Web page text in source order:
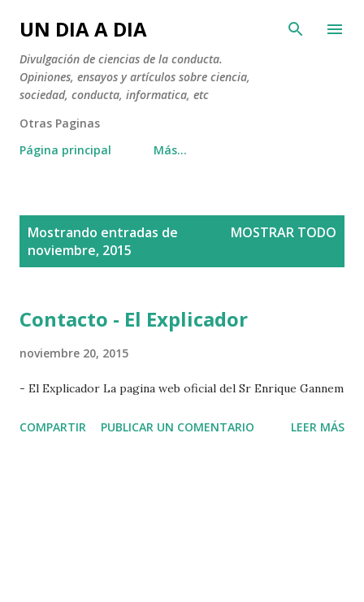
Ir al contenido principal
UN DIA A DIA
Divulgación de ciencias de la conducta.
Opiniones, ensayos y artículos sobre ciencia,
sociedad, conducta, informatica, etc
Otras Paginas
Página principal
Más…
Mostrando entradas de
noviembre, 2015
MOSTRAR TODO
Contacto - El Explicador
noviembre 20, 2015
- El Explicador La pagina web oficial del Sr Enrique Gannem
COMPARTIR PUBLICAR UN COMENTARIO LEER MÁS